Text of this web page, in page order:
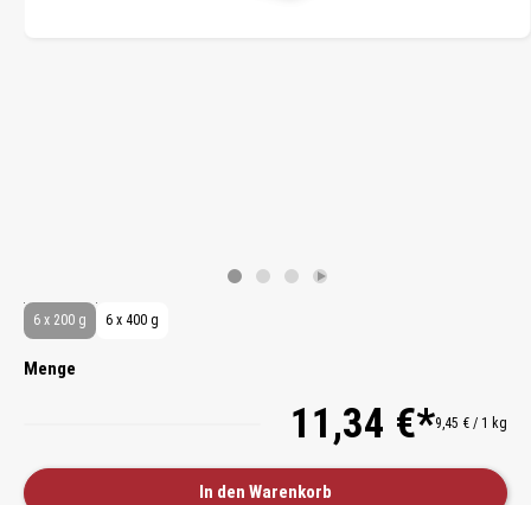
6 x 200 g 6 x 400 g
Menge
11,34 €*9,45 € / 1 kg
In den Warenkorb